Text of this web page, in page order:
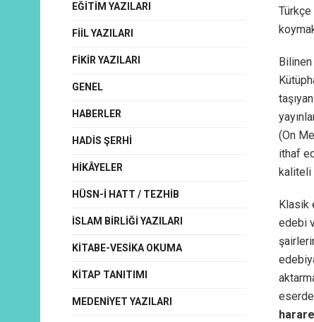
Bilinen
(On
ithaf
kaliteli
Klasik
edebi
EĞITIM YAZILARI
FIIL YAZILARI
FIKIR YAZILARI
GENEL
HABERLER
HADIS ŞERHI
HIKÂYELER
HÜSN-I HATT / TEZHIB
İSLAM BIRLIĞI YAZILARI
KITABE-VESIKA OKUMA
KITAP TANITIMI
MEDENIYET YAZILARI